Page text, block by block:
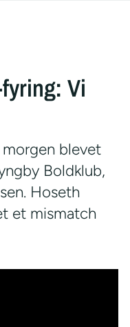
Vi
blevet
Boldklub,
Hoseth
et mismatch